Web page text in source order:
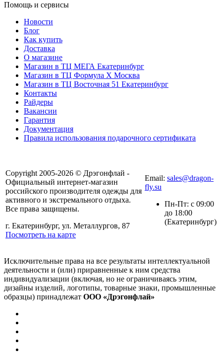
Помощь и сервисы
Новости
Блог
Как купить
Доставка
О магазине
Магазин в ТЦ МЕГА Екатеринбург
Магазин в ТЦ Формула X Москва
Магазин в ТЦ Восточная 51 Екатеринбург
Контакты
Райдеры
Вакансии
Гарантия
Документация
Правила использования подарочного сертификата
Copyright 2005-2026 © Дрэгонфлай -
Официальный интернет-магазин
российского производителя одежды для
активного и экстремального отдыха.
Все права защищены.
г. Екатеринбург, ул. Металлургов, 87
Посмотреть на карте
Email: sales@dragon-
fly.su
Пн-Пт: с 09:00
до 18:00
(Екатеринбург)
Исключительные права на все результаты интеллектуальной
деятельности и (или) приравненные к ним средства
индивидуализации (включая, но не ограничиваясь этим,
дизайны изделий, логотипы, товарные знаки, промышленные
образцы) принадлежат ООО «Дрэгонфлай»